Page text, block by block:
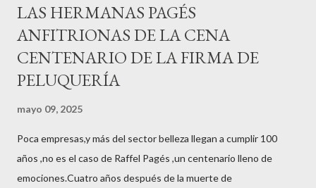
LAS HERMANAS PAGÉS
ANFITRIONAS DE LA CENA
CENTENARIO DE LA FIRMA DE
PELUQUERÍA
mayo 09, 2025
Poca empresas,y más del sector belleza llegan a cumplir 100
años ,no es el caso de Raffel Pagés ,un centenario lleno de
emociones.Cuatro años después de la muerte de